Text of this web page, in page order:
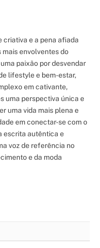
criativa e a pena afiada
mais envolventes do
paixão por desvendar
lifestyle e bem-estar,
em cativante,
uma perspectiva única e
uma vida mais plena e
em conectar-se com o
escrita autêntica e
voz de referência no
e da moda